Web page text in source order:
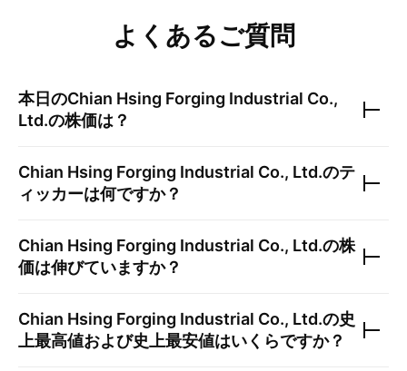
よくあるご質問
本日のChian Hsing Forging Industrial Co.,
Ltd.の株価は？
Chian Hsing Forging Industrial Co., Ltd.のテ
ィッカーは何ですか？
Chian Hsing Forging Industrial Co., Ltd.の株
価は伸びていますか？
Chian Hsing Forging Industrial Co., Ltd.の史
上最高値および史上最安値はいくらですか？